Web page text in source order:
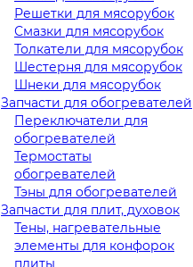
Решетки для мясорубок
Смазки для мясорубок
Толкатели для мясорубок
Шестерня для мясорубок
Шнеки для мясорубок
Запчасти для обогревателей
Переключатели для
обогревателей
Термостаты
обогревателей
Тэны для обогревателей
Запчасти для плит, духовок
Тены, нагревательные
элементы для конфорок
плиты